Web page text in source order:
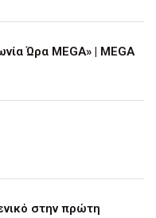
Ώρα MEGA» | MEGA
στην πρώτη